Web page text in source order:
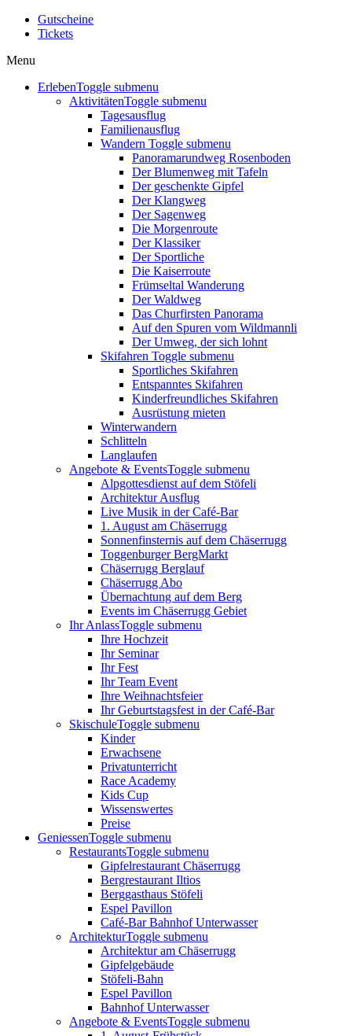
Gutscheine
Tickets
Menu
ErlebenToggle submenu
AktivitätenToggle submenu
Tagesausflug
Familienausflug
Wandern Toggle submenu
Panoramarundweg Rosenboden
Der Blumenweg mit Tafeln
Der geschenkte Gipfel
Der Klangweg
Der Sagenweg
Die Morgenroute
Der Klassiker
Der Sportliche
Die Kaiserroute
Frümseltal Wanderung
Der Waldweg
Das Churfirsten Panorama
Auf den Spuren vom Wildmannli
Der Umweg, der sich lohnt
Skifahren Toggle submenu
Sportliches Skifahren
Entspanntes Skifahren
Kinderfreundliches Skifahren
Ausrüstung mieten
Winterwandern
Schlitteln
Langlaufen
Angebote & EventsToggle submenu
Alpgottesdienst auf dem Stöfeli
Architektur Ausflug
Live Musik in der Café-Bar
1. August am Chäserrugg
Sonnenfinsternis auf dem Chäserrugg
Toggenburger BergMarkt
Chäserrugg Berglauf
Chäserrugg Abo
Übernachtung auf dem Berg
Events im Chäserrugg Gebiet
Ihr AnlassToggle submenu
Ihre Hochzeit
Ihr Seminar
Ihr Fest
Ihr Team Event
Ihre Weihnachtsfeier
Ihr Geburtstagsfest in der Café-Bar
SkischuleToggle submenu
Kinder
Erwachsene
Privatunterricht
Race Academy
Kids Cup
Wissenswertes
Preise
GeniessenToggle submenu
RestaurantsToggle submenu
Gipfelrestaurant Chäserrugg
Bergrestaurant Iltios
Berggasthaus Stöfeli
Espel Pavillon
Café-Bar Bahnhof Unterwasser
ArchitekturToggle submenu
Architektur am Chäserrugg
Gipfelgebäude
Stöfeli-Bahn
Espel Pavillon
Bahnhof Unterwasser
Angebote & EventsToggle submenu